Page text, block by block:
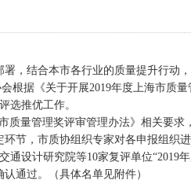
结合本市各行业的质量提升行动
根据《关于开展2019年度上海市质
选推优工作。
量管理奖评审管理办法》相关要求
节，市质协组织专家对各申报组织
设计研究院等10家复评单位“2019
通过。（具体名单见附件）